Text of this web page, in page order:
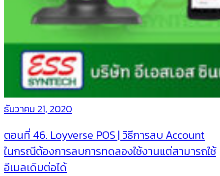
ธันวาคม 21, 2020
ตอนที่ 46. Loyverse POS | วิธีการลบ Account
ในกรณีต้องการลบการทดลองใช้งานแต่สามารถใช้
อีเมลเดิมต่อได้